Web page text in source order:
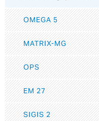
OMEGA 5
MATRIX-MG
OPS
EM 27
SIGIS 2